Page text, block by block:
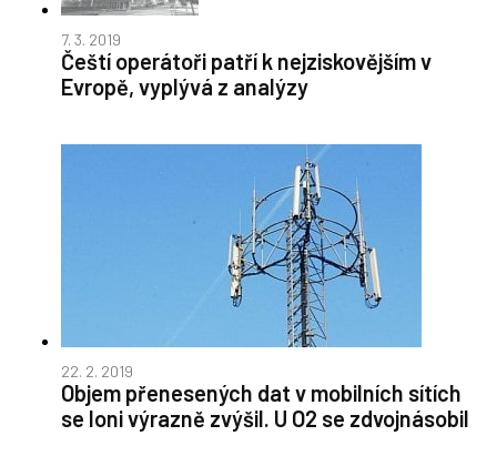
7. 3. 2019
Čeští operátoři patří k nejziskovějším v
Evropě, vyplývá z analýzy
22. 2. 2019
Objem přenesených dat v mobilních sítích
se loni výrazně zvýšil. U O2 se zdvojnásobil